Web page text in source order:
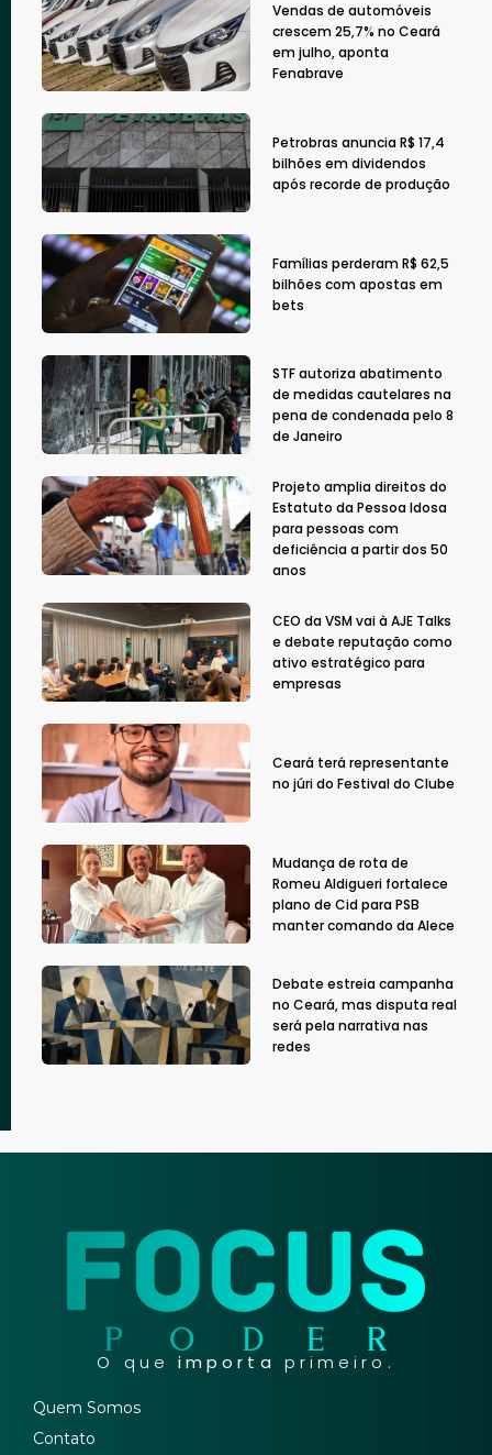
Vendas de automóveis
crescem 25,7% no Ceará
em julho, aponta
Fenabrave
Petrobras anuncia R$ 17,4
bilhões em dividendos
após recorde de produção
Famílias perderam R$ 62,5
bilhões com apostas em
bets
STF autoriza abatimento
de medidas cautelares na
pena de condenada pelo 8
de Janeiro
Projeto amplia direitos do
Estatuto da Pessoa Idosa
para pessoas com
deficiência a partir dos 50
anos
CEO da VSM vai à AJE Talks
e debate reputação como
ativo estratégico para
empresas
Ceará terá representante
no júri do Festival do Clube
Mudança de rota de
Romeu Aldigueri fortalece
plano de Cid para PSB
manter comando da Alece
Debate estreia campanha
no Ceará, mas disputa real
será pela narrativa nas
redes
O que importa primeiro.
Quem Somos
Contato